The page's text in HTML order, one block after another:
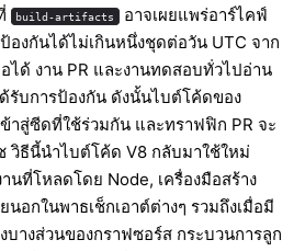
build-artifacts
อาจเผยแพร่อาร์ไคฟ์
องกันได้ไม่เกินหนึ่งชุดต่อวัน UTC จาก
ได้ งาน PR และงานทดสอบทั่วไปอ่าน
รับการป้องกัน ดังนั้นไบต์โค้ดของ
าสู่ซีดที่ใช้ร่วมกัน และทราฟฟิก PR จะ
วิธีนี้นำไบต์โค้ด V8 กลับมาใช้ใหม่
นที่โหลดโดย Node, เครื่องมือสร้าง
อกในพาธเช็กเอาต์ต่างๆ รวมถึงเมื่อมี
บางส่วนของกราฟซอร์ส กระบวนการลูก